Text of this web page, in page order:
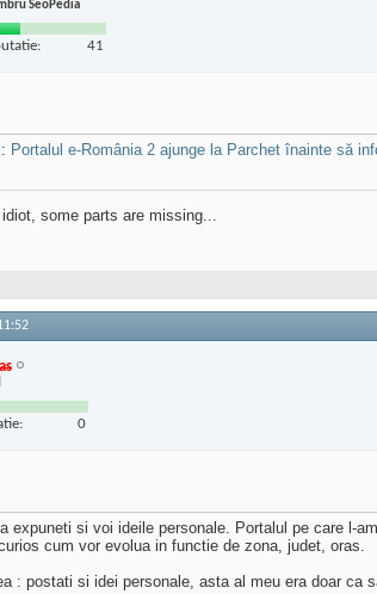
SeoPedia
41
Portalul e-România 2 ajunge la Parchet înainte să
some parts are missing...
0
expuneti si voi ideile personale. Portalul pe care l-
cum vor evolua in functie de zona, judet, oras.
: postati si idei personale, asta al meu era doar ca